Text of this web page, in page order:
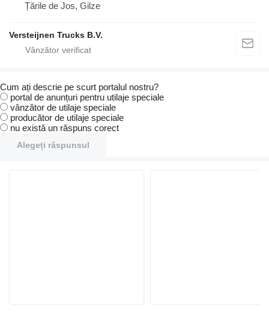
Țările de Jos, Gilze
Versteijnen Trucks B.V.
Cum ați descrie pe scurt portalul nostru?
portal de anunțuri pentru utilaje speciale
vânzător de utilaje speciale
producător de utilaje speciale
nu există un răspuns corect
Alegeți răspunsul